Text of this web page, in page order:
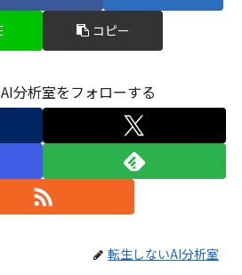
コピー
分析室をフォローする
転生しないAI分析室